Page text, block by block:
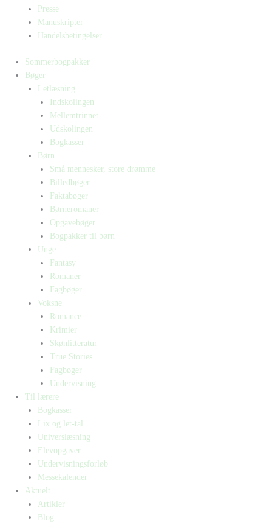
Presse
Manuskripter
Handelsbetingelser
Sommerbogpakker
Bøger
Letlæsning
Indskolingen
Mellemtrinnet
Udskolingen
Bogkasser
Børn
Små mennesker, store drømme
Billedbøger
Faktabøger
Børneromaner
Opgavebøger
Bogpakker til børn
Unge
Fantasy
Romaner
Fagbøger
Voksne
Romance
Krimier
Skønlitteratur
True Stories
Fagbøger
Undervisning
Til lærere
Bogkasser
Lix og let-tal
Universlæsning
Elevopgaver
Undervisningsforløb
Messekalender
Aktuelt
Artikler
Blog